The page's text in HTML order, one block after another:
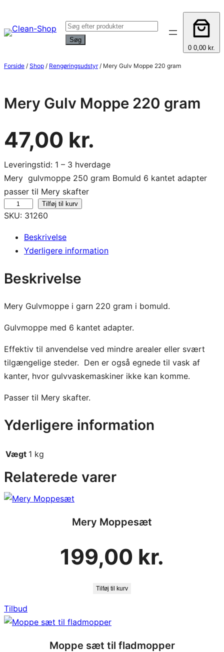
indhold
Products
search
Søg
0 0,00 kr.
Forside / Shop / Rengøringsudstyr/ Mery Gulv Moppe 220 gram
Mery Gulv Moppe 220 gram
47,00 kr.
Leveringstid: 1 – 3 hverdage
Mery gulvmoppe 250 gram Bomuld 6 kantet adapter
passer til Mery skafter
e
u
l
o
p
e
2
2
g
a
t
Tilføj til kurv
SKU: 31260
Beskrivelse
Yderligere information
Beskrivelse
Mery Gulvmoppe i garn 220 gram i bomuld.
Gulvmoppe med 6 kantet adapter.
Effektiv til anvendelse ved mindre arealer eller svært
tilgængelige steder. Den er også egnede til vask af
kanter, hvor gulvvaskemaskiner ikke kan komme.
Passer til Mery skafter.
Yderligere information
Vægt 1 kg
Relaterede varer
Mery Moppesæt
199,00 kr.
Tilføj til kurv
Tilbud
på
Moppe sæt til fladmopper